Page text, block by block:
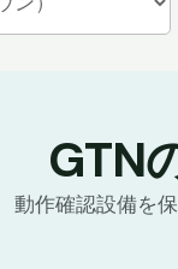
GTN
動作確認設備を